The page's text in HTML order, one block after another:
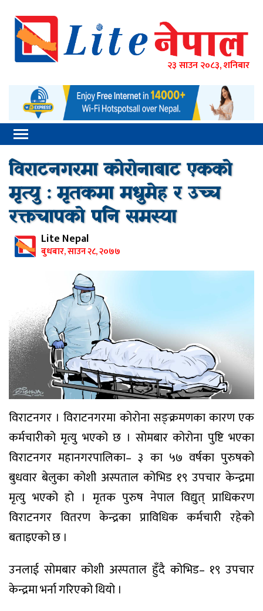
२३ साउन २०८३, शनिबार
विराटनगरमा कोरोनाबाट एकको
मृत्यु : मृतकमा मधुमेह र उच्च
रक्तचापको पनि समस्या
Lite Nepal
बुधबार, साउन २८, २०७७
विराटनगर । विराटनगरमा कोरोना सङ्क्रमणका कारण एक
कर्मचारीको मृत्यु भएको छ । सोमबार कोरोना पुष्टि भएका
विराटनगर महानगरपालिका– ३ का ५७ वर्षका पुरुषको
बुधवार बेलुका कोशी अस्पताल कोभिड १९ उपचार केन्द्रमा
मृत्यु भएको हो । मृतक पुरुष नेपाल विद्युत् प्राधिकरण
विराटनगर वितरण केन्द्रका प्राविधिक कर्मचारी रहेको
बताइएको छ ।
उनलाई सोमबार कोशी अस्पताल हुँदै कोभिड– १९ उपचार
केन्द्रमा भर्ना गरिएको थियो ।